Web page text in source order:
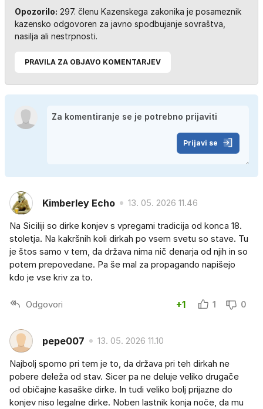
Opozorilo: 297. členu Kazenskega zakonika je posameznik
kazensko odgovoren za javno spodbujanje sovraštva,
nasilja ali nestrpnosti.
PRAVILA ZA OBJAVO KOMENTARJEV
Prijavi se
Kimberley Echo 13. 05. 2026 11.46
Na Siciliji so dirke konjev s vpregami tradicija od konca 18.
stoletja. Na kakršnih koli dirkah po vsem svetu so stave. Tu
je štos samo v tem, da država nima nič denarja od njih in so
potem prepovedane. Pa še mal za propagando napišejo
kdo je vse kriv za to.
Odgovori +1 1 0
pepe007 13. 05. 2026 11.10
Najbolj sporno pri tem je to, da država pri teh dirkah ne
pobere deleža od stav. Sicer pa ne deluje veliko drugače
od običajne kasaške dirke. In tudi veliko bolj prijazne do
konjev niso legalne dirke. Noben lastnik konja noče, da mu